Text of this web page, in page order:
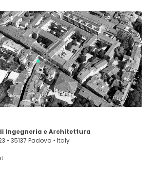
di Ingegneria e Architettura
• 35137 Padova • Italy